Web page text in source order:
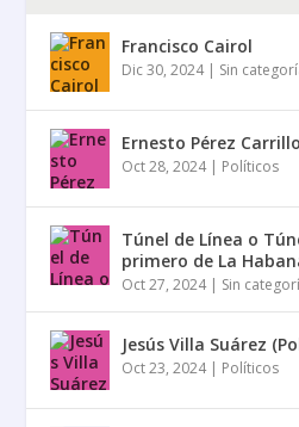
Francisco Cairol
Dic 30, 2024| Sin
Ernesto Pérez
Oct 28, 2024| Políticos
Túnel de Línea o
primero de La
Oct 27, 2024| Sin
Jesús Villa Suárez
Oct 23, 2024| Políticos